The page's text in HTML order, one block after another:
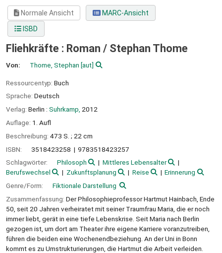
Normale Ansicht
MARC-Ansicht
ISBD
Fliehkräfte : Roman / Stephan Thome
Von: Thome, Stephan [aut]
Ressourcentyp: Buch
Sprache: Deutsch
Verlag: Berlin : Suhrkamp, 2012
Auflage: 1. Aufl
Beschreibung: 473 S. ; 22 cm
ISBN:
3518423258
9783518423257
Schlagwörter:
Philosoph
Mittleres Lebensalter
Berufswechsel
Zukunftsplanung Reise
Erinnerung
Genre/Form:
Fiktionale Darstellung
Zusammenfassung: Der Philosophieprofessor Hartmut Hainbach, Ende
50, seit 20 Jahren verheiratet mit seiner Traumfrau Maria, die er noch
immer liebt, gerät in eine tiefe Lebenskrise. Seit Maria nach Berlin
gezogen ist, um dort am Theater ihre eigene Karriere voranzutreiben,
führen die beiden eine Wochenendbeziehung. An der Uni in Bonn
kommt es zu Umstrukturierungen, die Hartmut die Arbeit verleiden.